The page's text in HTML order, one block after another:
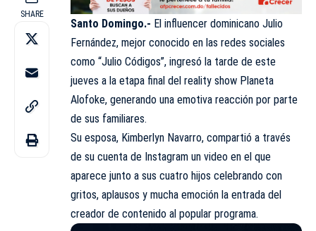
SHARE
Santo Domingo.- El influencer dominicano Julio
Fernández, mejor conocido en las redes sociales
como “Julio Códigos”, ingresó la tarde de este
jueves a la etapa final del reality show Planeta
Alofoke, generando una emotiva reacción por parte
de sus familiares.
Su esposa, Kimberlyn Navarro, compartió a través
de su cuenta de Instagram un video en el que
aparece junto a sus cuatro hijos celebrando con
gritos, aplausos y mucha emoción la entrada del
creador de contenido al popular programa.